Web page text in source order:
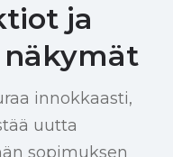
ja
innokkaasti,
uutta
sopimuksen